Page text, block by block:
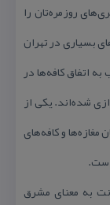
روزمره‌تان را
بسیاری در تهران
اتفاق كافه‌ها در
شده‌اند. یكی از
مغازه‌ها و كافه‌های
به معنای مشرق